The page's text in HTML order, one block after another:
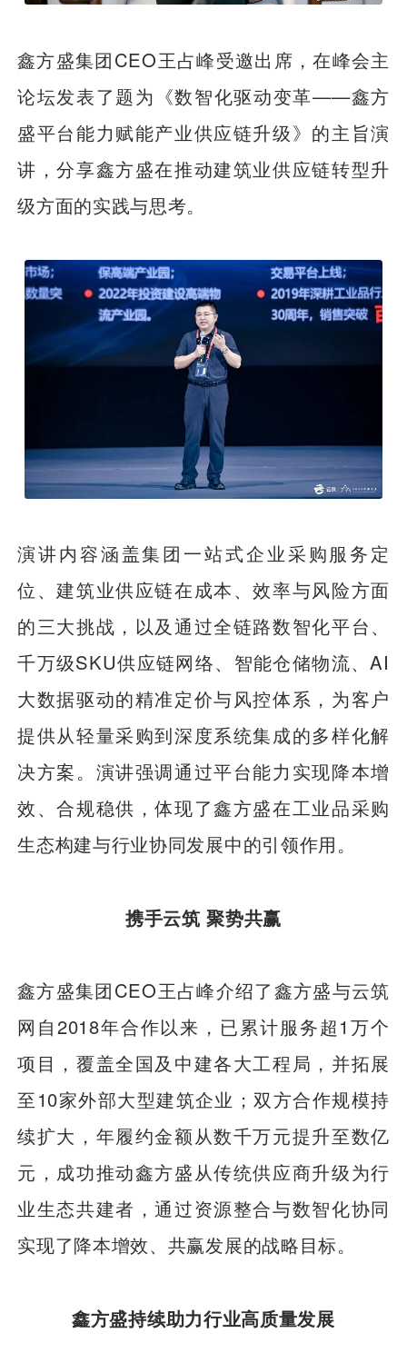
鑫方盛集团CEO王占峰受邀出席，在峰会主
论坛发表了题为《数智化驱动变革——鑫方
盛平台能力赋能产业供应链升级》的主旨演
讲，分享鑫方盛在推动建筑业供应链转型升
级方面的实践与思考。
演讲内容涵盖集团一站式企业采购服务定
位、建筑业供应链在成本、效率与风险方面
的三大挑战，以及通过全链路数智化平台、
千万级SKU供应链网络、智能仓储物流、AI
大数据驱动的精准定价与风控体系，为客户
提供从轻量采购到深度系统集成的多样化解
决方案。演讲强调通过平台能力实现降本增
效、合规稳供，体现了鑫方盛在工业品采购
生态构建与行业协同发展中的引领作用。
携手云筑 聚势共赢
鑫方盛集团CEO王占峰介绍了鑫方盛与云筑
网自2018年合作以来，已累计服务超1万个
项目，覆盖全国及中建各大工程局，并拓展
至10家外部大型建筑企业；双方合作规模持
续扩大，年履约金额从数千万元提升至数亿
元，成功推动鑫方盛从传统供应商升级为行
业生态共建者，通过资源整合与数智化协同
实现了降本增效、共赢发展的战略目标。
鑫方盛持续助力行业高质量发展